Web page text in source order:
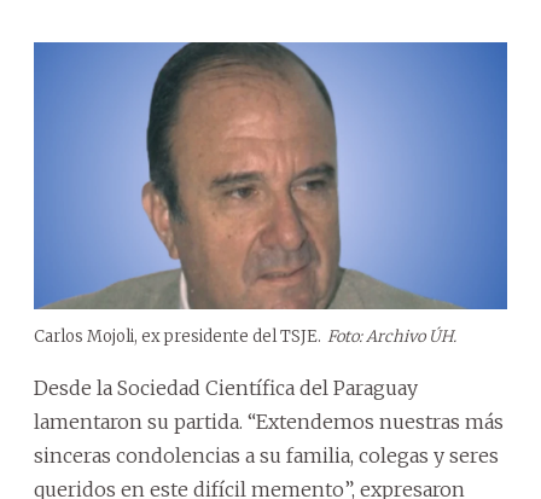
Carlos Mojoli, ex presidente del TSJE. Foto: Archivo ÚH.
Desde la Sociedad Científica del Paraguay
lamentaron su partida. “Extendemos nuestras más
sinceras condolencias a su familia, colegas y seres
queridos en este difícil memento”, expresaron